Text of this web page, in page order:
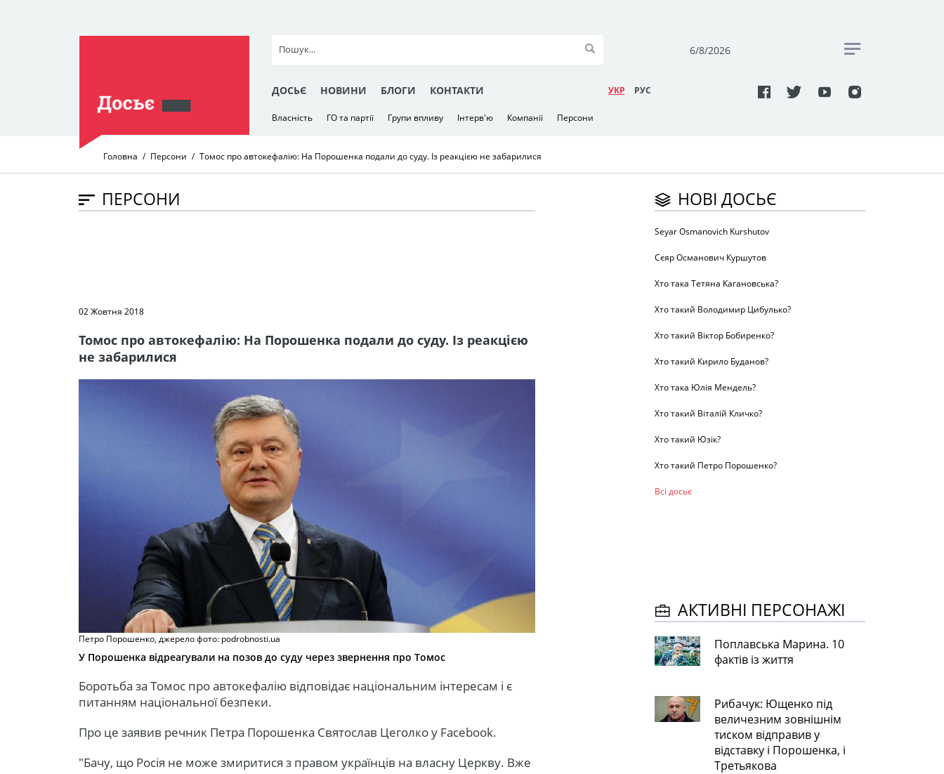
6/8/2026
ДОСЬЄ НОВИНИ БЛОГИ КОНТАКТИ УКР РУC
Власність ГО та партії Групи впливу Інтерв'ю Компанії Персони
Головна Персони Томос про автокефалію: На Порошенка подали до суду. Із реакцією не забарилися
ПЕРСОНИ
02 Жовтня 2018
Томос про автокефалію: На Порошенка подали до суду. Із реакцією
не забарилися
Петро Порошенко, джерело фото: podrobnosti.ua
У Порошенка відреагували на позов до суду через звернення про Томос
Боротьба за Томос про автокефалію відповідає національним інтересам і є
питанням національної безпеки.
Про це заявив речник Петра Порошенка Святослав Цеголко у Facebook.
"Бачу, що Росія не може змиритися з правом українців на власну Церкву. Вже
НОВІ ДОСЬЄ
Seyar Osmanovich Kurshutov
Сєяр Османович Куршутов
Хто така Тетяна Кагановська?
Хто такий Володимир Цибулько?
Хто такий Віктор Бобиренко?
Хто такий Кирило Буданов?
Хто така Юлія Мендель?
Хто такий Віталій Кличко?
Хто такий Юзік?
Хто такий Петро Порошенко?
Всі досьє
АКТИВНІ ПЕРСОНАЖІ
Поплавська Марина. 10
фактів із життя
Рибачук: Ющенко під
величезним зовнішнім
тиском відправив у
відставку і Порошенка, і
Третьякова